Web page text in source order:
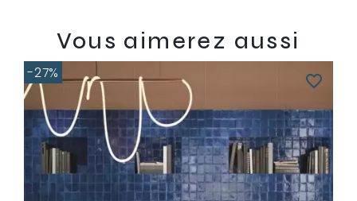
Vous aimerez aussi
favorite_border
-27%